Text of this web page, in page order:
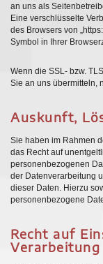
an uns als
Eine verschlüsselte
des Browsers von
Symbol in Ihrer
Wenn die SSL- bzw.
Sie an uns übermitteln,
Auskunft,
Sie haben im Rahmen
das Recht auf
personenbezogenen
der Datenverarbeitung
dieser Daten. Hierzu
personenbezogene
Recht auf
Verarbeitung